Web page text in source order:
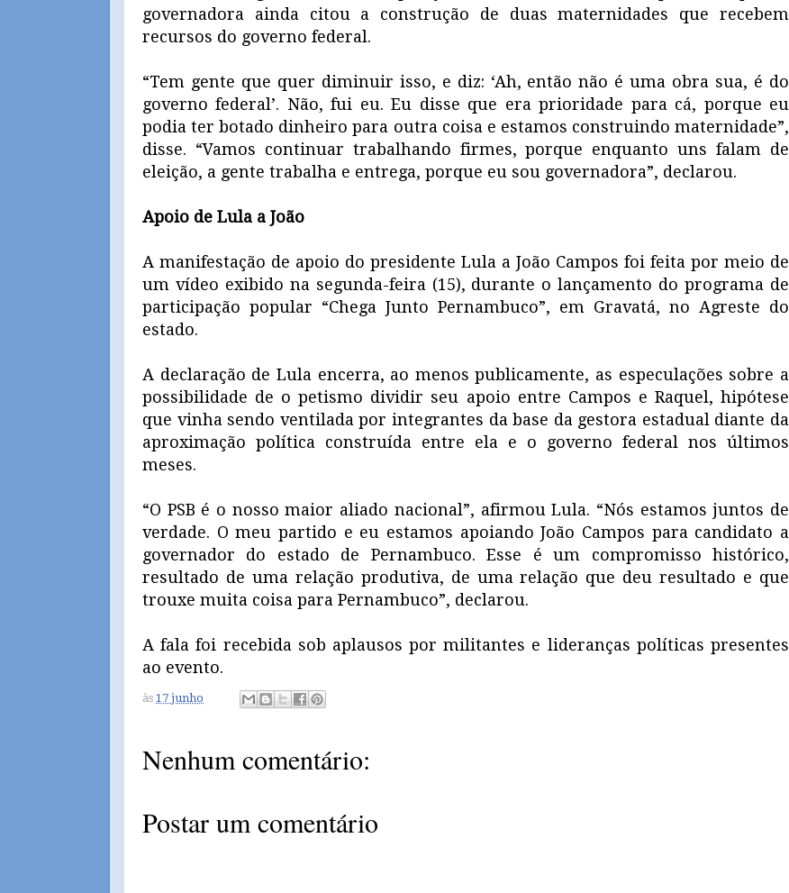
governadora ainda citou a construção de duas maternidades que recebem
recursos do governo federal.
“Tem gente que quer diminuir isso, e diz: ‘Ah, então não é uma obra sua, é do
governo federal’. Não, fui eu. Eu disse que era prioridade para cá, porque eu
podia ter botado dinheiro para outra coisa e estamos construindo maternidade”,
disse. “Vamos continuar trabalhando firmes, porque enquanto uns falam de
eleição, a gente trabalha e entrega, porque eu sou governadora”, declarou.
Apoio de Lula a João
A manifestação de apoio do presidente Lula a João Campos foi feita por meio de
um vídeo exibido na segunda-feira (15), durante o lançamento do programa de
participação popular “Chega Junto Pernambuco”, em Gravatá, no Agreste do
estado.
A declaração de Lula encerra, ao menos publicamente, as especulações sobre a
possibilidade de o petismo dividir seu apoio entre Campos e Raquel, hipótese
que vinha sendo ventilada por integrantes da base da gestora estadual diante da
aproximação política construída entre ela e o governo federal nos últimos
meses.
“O PSB é o nosso maior aliado nacional”, afirmou Lula. “Nós estamos juntos de
verdade. O meu partido e eu estamos apoiando João Campos para candidato a
governador do estado de Pernambuco. Esse é um compromisso histórico,
resultado de uma relação produtiva, de uma relação que deu resultado e que
trouxe muita coisa para Pernambuco”, declarou.
A fala foi recebida sob aplausos por militantes e lideranças políticas presentes
ao evento.
às 17 junho
Nenhum comentário:
Postar um comentário